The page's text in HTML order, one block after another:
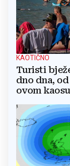
KAOTIČNO
Turisti
dno dna,
ovom